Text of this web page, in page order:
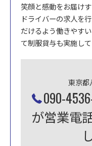
笑顔と感動をお届け
ドライバーの求人を
だけるよう働きやす
て制服貸与も実施して
東京都
090-
が営業電